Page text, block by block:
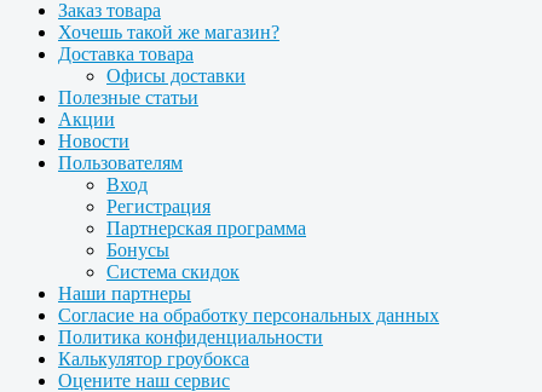
Заказ товара
Хочешь такой же магазин?
Доставка товара
Офисы доставки
Полезные статьи
Акции
Новости
Пользователям
Вход
Регистрация
Партнерская программа
Бонусы
Система скидок
Наши партнеры
Согласие на обработку персональных данных
Политика конфиденциальности
Калькулятор гроубокса
Оцените наш сервис